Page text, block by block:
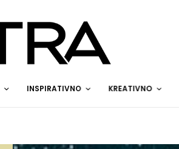
INSPIRATIVNO KREATIVNO